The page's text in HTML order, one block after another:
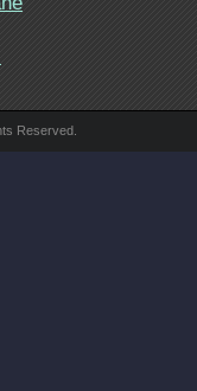
Reserved.